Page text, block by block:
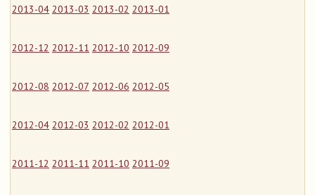
2013-04 2013-03 2013-02 2013-01
2012-12 2012-11 2012-10 2012-09
2012-08 2012-07 2012-06 2012-05
2012-04 2012-03 2012-02 2012-01
2011-12 2011-11 2011-10 2011-09